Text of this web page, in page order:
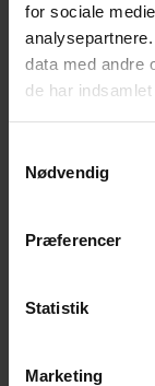
for sociale
data med andre
de har
Nødvendig
Præferencer
Statistik
Marketing